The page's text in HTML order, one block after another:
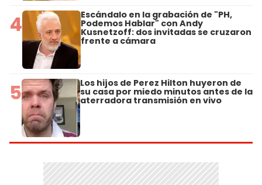
4 Escándalo en la grabación de "PH,
Podemos Hablar" con Andy
Kusnetzoff: dos invitadas se cruzaron
frente a cámara
5 Los hijos de Perez Hilton huyeron de
su casa por miedo minutos antes de la
aterradora transmisión en vivo